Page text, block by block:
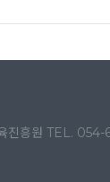
진흥원 TEL.